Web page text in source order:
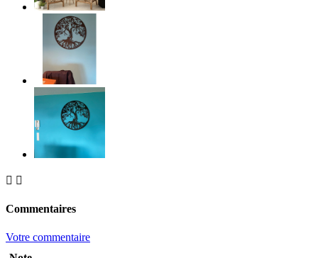
 
Commentaires
Votre commentaire